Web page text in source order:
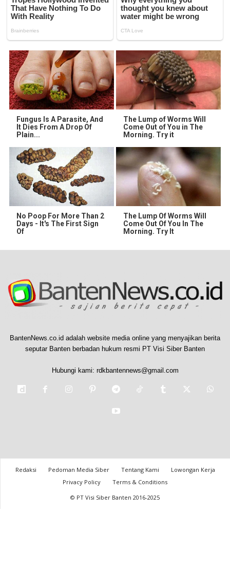
Fungus Is A Parasite, And
It Dies From A Drop Of
Plain...
The Lump of Worms Will
Come Out of You in The
Morning. Try it
No Poop For More Than 2
Days - It's The First Sign
Of
The Lump Of Worms Will
Come Out Of You In The
Morning. Try It
BantenNews.co.id adalah website media online yang menyajikan berita
seputar Banten berbadan hukum resmi PT Visi Siber Banten
Hubungi kami: rdkbantennews@gmail.com
Redaksi Pedoman Media Siber Tentang Kami
Lowongan Kerja
Privacy Policy
Terms & Conditions
© PT Visi Siber Banten 2016-2025